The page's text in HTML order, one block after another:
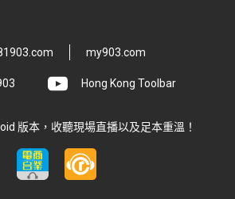
my903.com
Hong Kong Toolbar
版本，收聽現場直播以及足本重溫！